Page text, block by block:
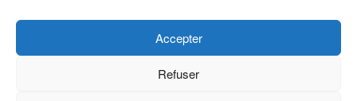
Accepter
Refuser